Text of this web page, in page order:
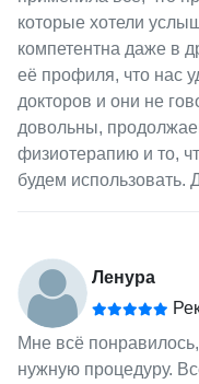
которые хотели
компетентна даже в
её профиля, что нас
докторов и они не
довольны,
физиотерапию и то,
будем использовать.
Ленура
Мне всё
нужную процедуру.